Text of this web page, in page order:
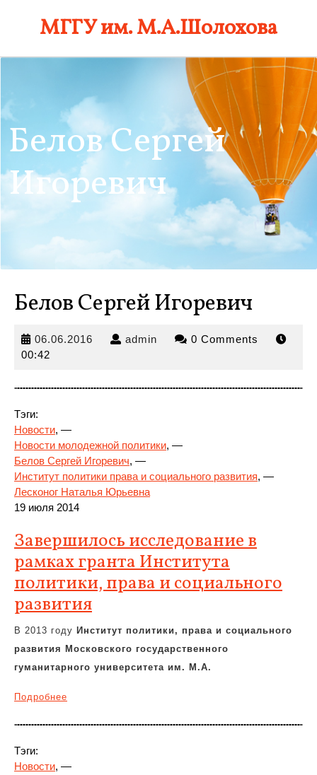
МГГУ им. М.А.Шолохова
Белов Сергей
Игоревич
Белов Сергей Игоревич
06.06.2016 06.06.2016
admin admin 0 Comments
00:42
Тэги:
Новости, —
Новости молодежной политики, —
Белов Сергей Игоревич, —
Институт политики права и социального развития, —
Лесконог Наталья Юрьевна
19 июля 2014
Завершилось исследование в
рамках гранта Института
политики, права и социального
развития
В 2013 году Институт политики, права и социального
развития Московского государственного
гуманитарного университета им. М.А.
Подробнее
Тэги:
Новости, —